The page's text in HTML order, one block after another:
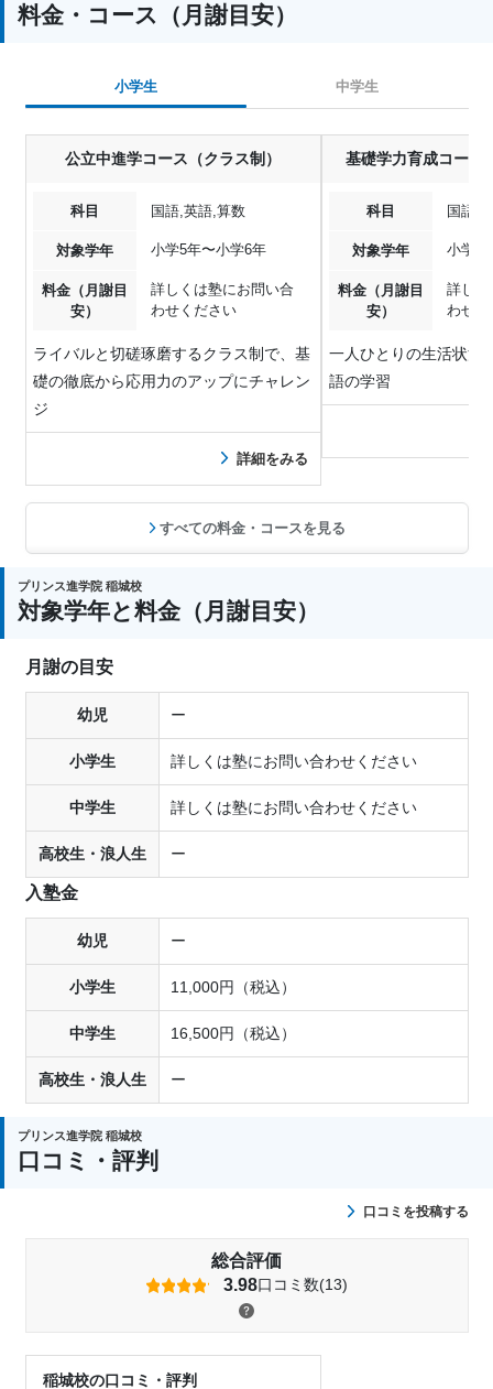
料金・コース（月謝目安）
小学生 中学生
公立中進学コース（クラス制）
科目 国語,英語,算数
対象学年 小学5年〜小学6年
料金（月謝目
安）
詳しくは塾にお問い合
わせください
ライバルと切磋琢磨するクラス制で、基
礎の徹底から応用力のアップにチャレン
ジ
詳細をみる
基礎学力育成コース
科目 国語,
対象学年 小学1
料金（月謝目
安）
詳しく
わせ
一人ひとりの生活状況
語の学習
すべての料金・コースを見る
プリンス進学院 稲城校
対象学年と料金（月謝目安）
月謝の目安
幼児 ー
小学生 詳しくは塾にお問い合わせください
中学生 詳しくは塾にお問い合わせください
高校生・浪人生 ー
入塾金
幼児 ー
小学生 11,000円（税込）
中学生 16,500円（税込）
高校生・浪人生 ー
プリンス進学院 稲城校
口コミ・評判
口コミを投稿する
総合評価
3.98口コミ数(13)
稲城校の口コミ・評判